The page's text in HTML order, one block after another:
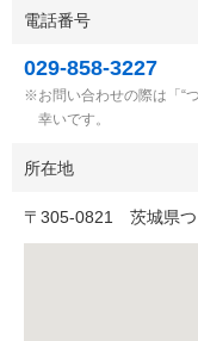
電話番号
029-858-3227
お問い合わせの際は「“
幸いです。
所在地
〒 305-0821 茨城県つ